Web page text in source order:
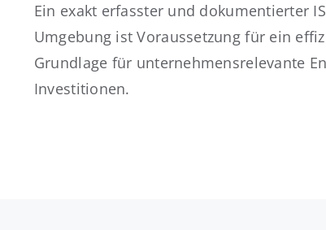
Ein exakt erfasster und dokumentierter
Umgebung ist Voraussetzung für ein
Grundlage für unternehmensrelevante
Investitionen.